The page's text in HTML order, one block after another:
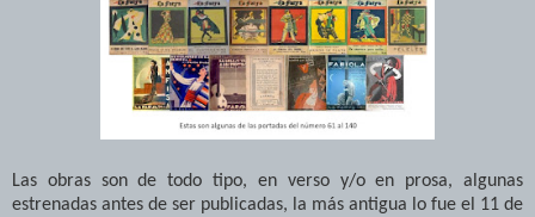
Las obras son de todo tipo, en verso y/o en prosa, algunas
estrenadas antes de ser publicadas, la más antigua lo fue el 11 de